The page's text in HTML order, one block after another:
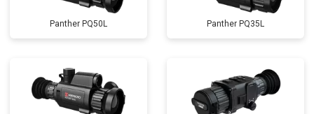
Panther PQ50L Panther PQ35L